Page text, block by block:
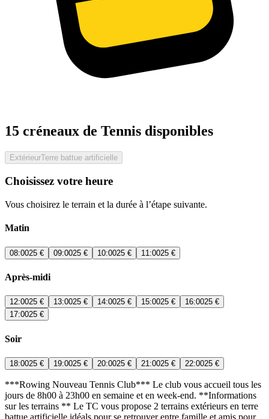
15 créneaux de Tennis disponibles
ExtérieurTerre battue artificielle
Choisissez votre heure
Vous choisirez le terrain et la durée à l’étape suivante.
Matin
08:0025 € 09:0025 € 10:0025 € 11:0025 €
Après-midi
12:0025 € 13:0025 € 14:0025 € 15:0025 € 16:0025 €
17:0025 €
Soir
18:0025 € 19:0025 € 20:0025 € 21:0025 € 22:0025 €
***Rowing Nouveau Tennis Club*** Le club vous accueil tous les
jours de 8h00 à 23h00 en semaine et en week-end. **Informations
sur les terrains ** Le TC vous propose 2 terrains extérieurs en terre
battue artificielle idéals pour se retrouver entre famille et amis pour